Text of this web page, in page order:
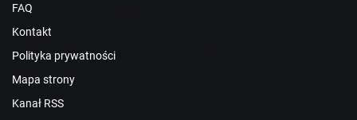
FAQ
Kontakt
Polityka prywatności
Mapa strony
Kanał RSS